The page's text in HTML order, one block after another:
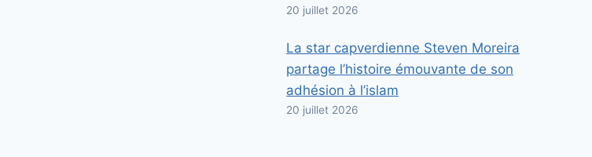
20 juillet 2026
La star capverdienne Steven Moreira
partage l’histoire émouvante de son
adhésion à l’islam
20 juillet 2026